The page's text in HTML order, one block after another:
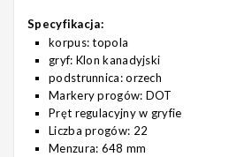
Specyfikacja:
korpus: topola
gryf: Klon kanadyjski
podstrunnica: orzech
Markery progów: DOT
Pręt regulacyjny w gryfie
Liczba progów: 22
Menzura: 648 mm